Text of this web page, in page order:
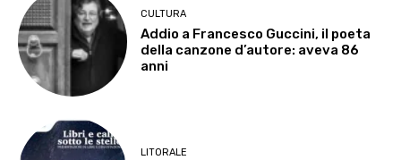
CULTURA
Addio a Francesco Guccini, il poeta
della canzone d’autore: aveva 86
anni
LITORALE